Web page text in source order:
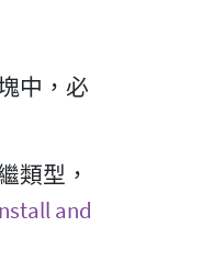
中，必
類型，
and